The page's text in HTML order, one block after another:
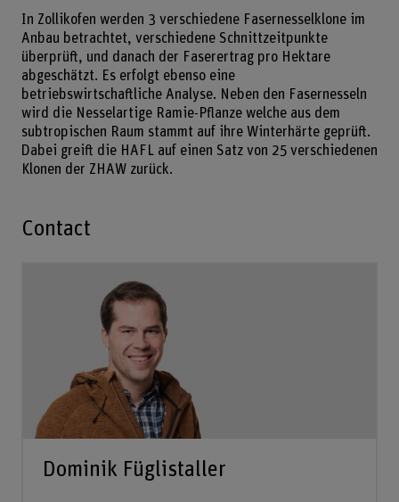
In Zollikofen werden 3 verschiedene Fasernesselklone im
Anbau betrachtet, verschiedene Schnittzeitpunkte
überprüft, und danach der Faserertrag pro Hektare
abgeschätzt. Es erfolgt ebenso eine
betriebswirtschaftliche Analyse. Neben den Fasernesseln
wird die Nesselartige Ramie-Pflanze welche aus dem
subtropischen Raum stammt auf ihre Winterhärte geprüft.
Dabei greift die HAFL auf einen Satz von 25 verschiedenen
Klonen der ZHAW zurück.
Contact
Dominik Füglistaller